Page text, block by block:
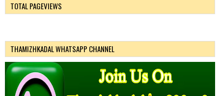
TOTAL PAGEVIEWS
THAMIZHKADAL WHATSAPP CHANNEL